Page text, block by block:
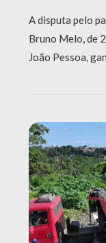
A disputa pelo
Bruno Melo, de
João Pessoa,